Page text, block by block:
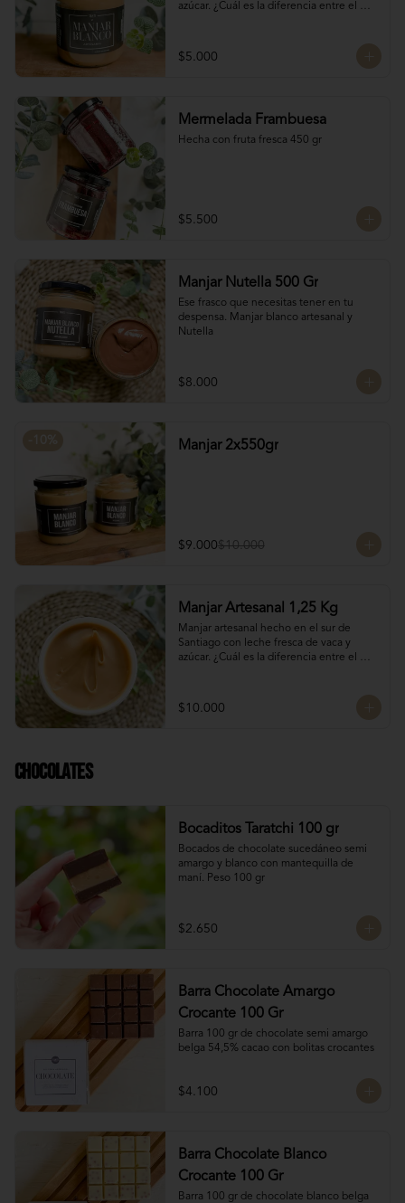
azúcar. ¿Cuál es la diferencia entre el
El manjar tradicional, al tener mayor
tiempo de cocción tiene un sabor más
duración pero esto a la vez hace que sea
un sabor más suave y artesanal, más de
$5.000
Mermelada Frambuesa
Hecha con fruta fresca 450 gr
$5.500
Manjar Nutella 500 Gr
Ese frasco que necesitas tener en tu
despensa. Manjar blanco artesanal y
Nutella
$8.000
Manjar 2x550gr
$9.000$10.000
Manjar Artesanal 1,25 Kg
Manjar artesanal hecho en el sur de
Santiago con leche fresca de vaca y
azúcar. ¿Cuál es la diferencia entre el
El manjar tradicional, al tener mayor
tiempo de cocción tiene un sabor más
$10.000
Chocolates
Bocaditos Taratchi 100 gr
Bocados de chocolate sucedáneo semi
amargo y blanco con mantequilla de
maní. Peso 100 gr
$2.650
Barra Chocolate Amargo
Crocante 100 Gr
Barra 100 gr de chocolate semi amargo
belga 54,5% cacao con bolitas crocantes
$4.100
Barra Chocolate Blanco
Crocante 100 Gr
Barra 100 gr de chocolate blanco belga